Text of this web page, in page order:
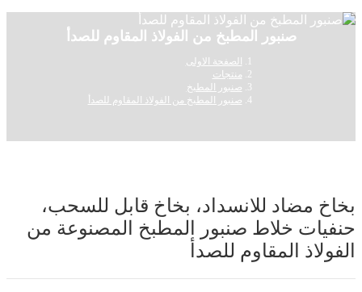
صنبور المطبخ من الفولاذ المقاوم للصدأ
الصفحة الاولى
منتجات
صنبور المطبخ
صنبور المطبخ من الفولاذ المقاوم للصدأ
بخاخ مضاد للانسداد، بخاخ قابل للسحب،
حنفيات خلاط صنبور المطبخ المصنوعة من
الفولاذ المقاوم للصدأ